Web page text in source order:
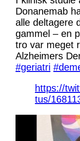
Donanemab
alle deltagere
gammel – en
tro var meget
Alzheimers
#geriatri
https://
tus/